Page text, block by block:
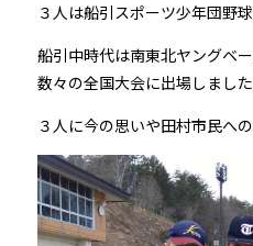
３人は船引スポーツ少年団野
船引中時代は南東北ヤングベ
数々の全国大会に出場しました
３人に今の思いや田村市民へ